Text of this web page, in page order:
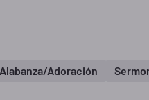
Alabanza/Adoración